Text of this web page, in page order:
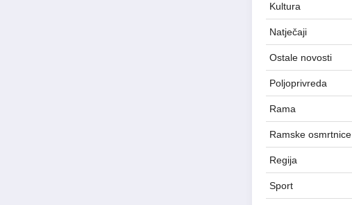
Kultura
Natječaji
Ostale novosti
Poljoprivreda
Rama
Ramske osmrtnice
Regija
Sport